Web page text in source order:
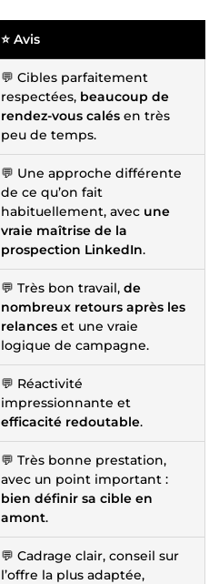
⭐ Avis
💬 Cibles parfaitement
respectées, beaucoup de
rendez-vous calés en très
peu de temps.
💬 Une approche différente
de ce qu’on fait
habituellement, avec une
vraie maîtrise de la
prospection LinkedIn.
💬 Très bon travail, de
nombreux retours après les
relances et une vraie
logique de campagne.
💬 Réactivité
impressionnante et
efficacité redoutable.
💬 Très bonne prestation,
avec un point important :
bien définir sa cible en
amont.
💬 Cadrage clair, conseil sur
l’offre la plus adaptée,